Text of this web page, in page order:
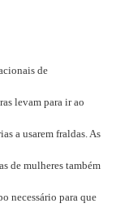
de
levam para ir ao
a usarem fraldas. As
de mulheres também
necessário para que